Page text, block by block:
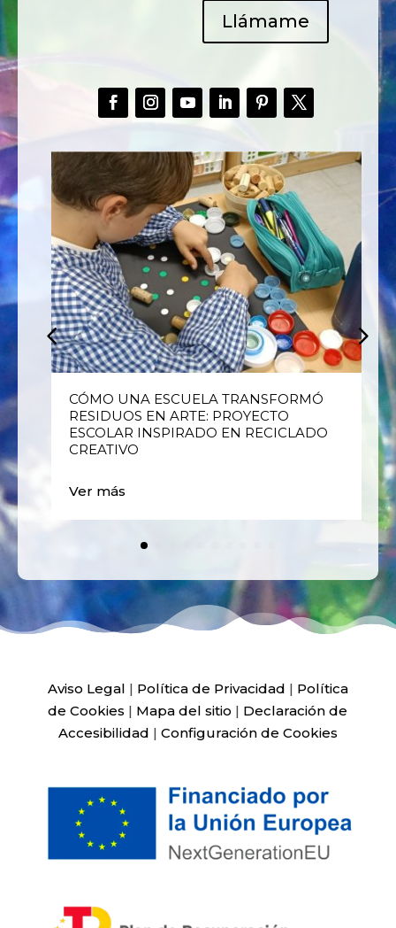
Llámame
CÓMO UNA ESCUELA TRANSFORMÓ
RESIDUOS EN ARTE: PROYECTO
ESCOLAR INSPIRADO EN RECICLADO
CREATIVO
Ver más
Aviso Legal | Política de Privacidad | Política
de Cookies | Mapa del sitio | Declaración de
Accesibilidad | Configuración de Cookies